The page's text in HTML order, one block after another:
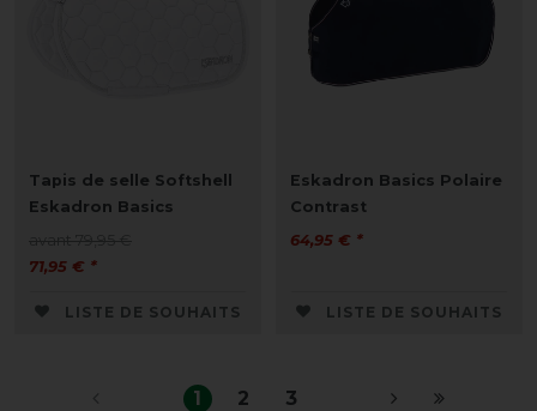
Tapis de selle Softshell
Eskadron Basics
71,95 € *
LISTE DE SOUHAITS
Eskadron Basics Polaire
Contrast
64,95 € *
LISTE DE SOUHAITS
1 2 3